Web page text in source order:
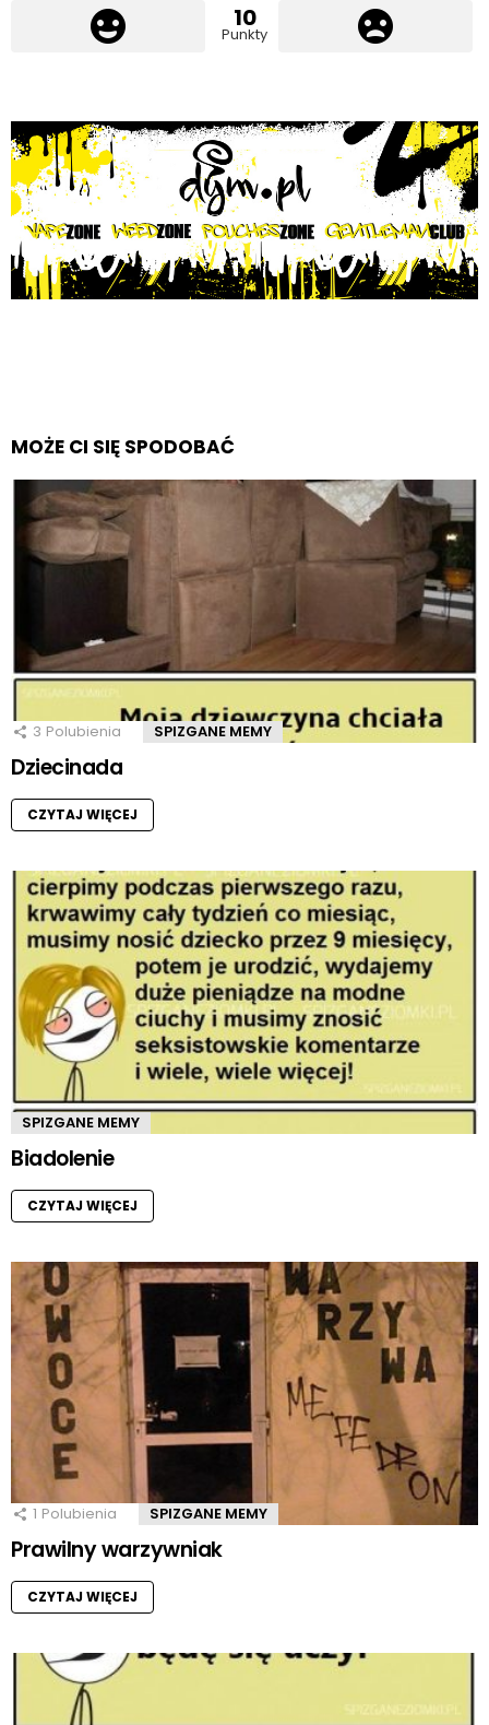
10
Punkty
MOŻE CI SIĘ SPODOBAĆ
3 Polubienia SPIZGANE MEMY
Dziecinada
CZYTAJ WIĘCEJ
SPIZGANE MEMY
Biadolenie
CZYTAJ WIĘCEJ
1 Polubienia SPIZGANE MEMY
Prawilny warzywniak
CZYTAJ WIĘCEJ